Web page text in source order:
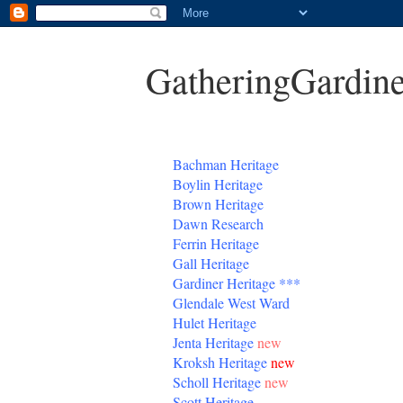
Bachman Heritage
Boylin Heritage
Brown Heritage
Dawn Research
Ferrin Heritage
Gall Heritage
GardinerHeritage ***
Glendale West Ward
Hulet Heritage
Jenta Heritagenew
Kroksh Heritagenew
Scholl Heritagenew